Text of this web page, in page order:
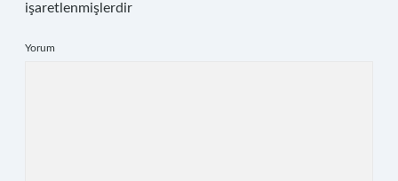
işaretlenmişlerdir
Yorum